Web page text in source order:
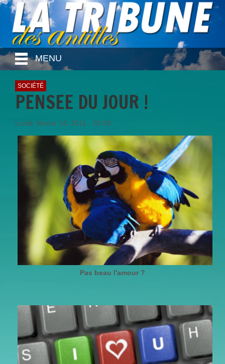
MENU
SOCIÉTÉ
PENSEE DU JOUR !
Lundi, février 14, 2011 - 02:38
Pas beau l'amour ?